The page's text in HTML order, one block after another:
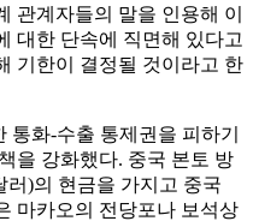
관계자들의 말을 인용해 이
대한 단속에 직면해 있다고
기한이 결정될 것이라고 한
화-수출 통제권을 피하기
을 강화했다. 중국 본토 방
러)의 현금을 가지고 중국
마카오의 전당포나 보석상